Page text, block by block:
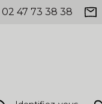
02 47 73 38 38